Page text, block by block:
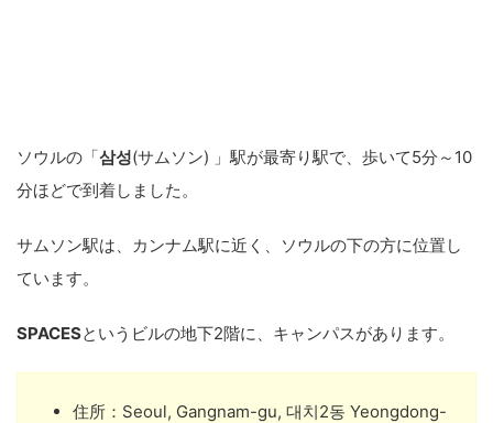
ソウルの「삼성(サムソン) 」駅が最寄り駅で、歩いて5分～10
分ほどで到着しました。
サムソン駅は、カンナム駅に近く、ソウルの下の方に位置し
ています。
SPACESというビルの地下2階に、キャンパスがあります。
住所：Seoul, Gangnam-gu, 대치2동 Yeongdong-